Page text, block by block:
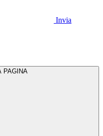
Invia